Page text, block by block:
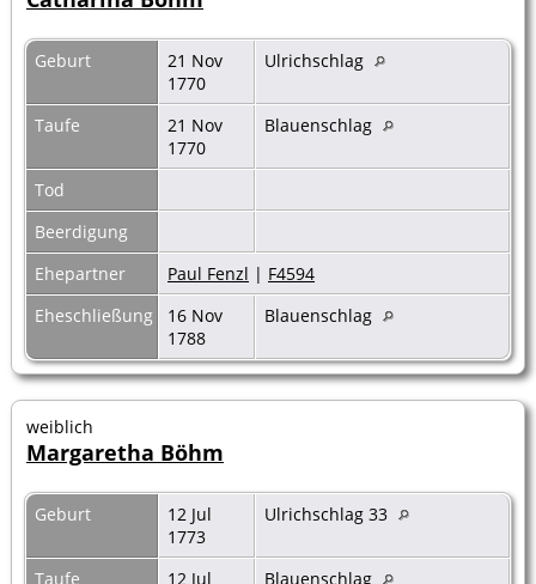
Geburt
21 Nov
1770
Ulrichschlag
Taufe
21 Nov
1770
Blauenschlag
Tod
Beerdigung
Ehepartner
Paul Fenzl | F4594
Eheschließung
16 Nov
1788
Blauenschlag
weiblich
Margaretha Böhm
Geburt
12 Jul
1773
Ulrichschlag 33
Taufe
12 Jul
Blauenschlag